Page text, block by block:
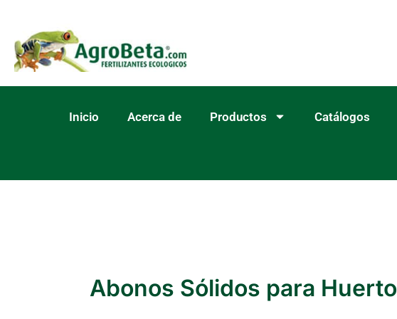
contenido
Inicio Acerca de Productos Catálogos
Abonos Sólidos para Huerto